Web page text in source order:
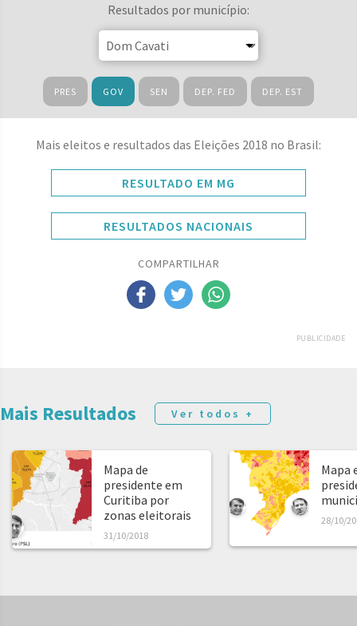
Resultados por município:
PRES GOV SEN DEP. FED DEP. EST
Mais eleitos e resultados das Eleições 2018 no Brasil:
RESULTADO EM MG
RESULTADOS NACIONAIS
COMPARTILHAR
PUBLICIDADE
Mais Resultados Ver todos +
Mapa de
presidente em
Curitiba por
zonas eleitorais
31/10/2018
Mapa
28/10/